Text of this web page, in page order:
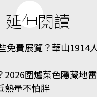
延伸閱讀
免費展覽？華山1914
2026圍爐菜色隱藏地
熱量不怕胖